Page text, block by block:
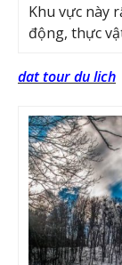
Khu vực này
động, thực
dat tour du lich